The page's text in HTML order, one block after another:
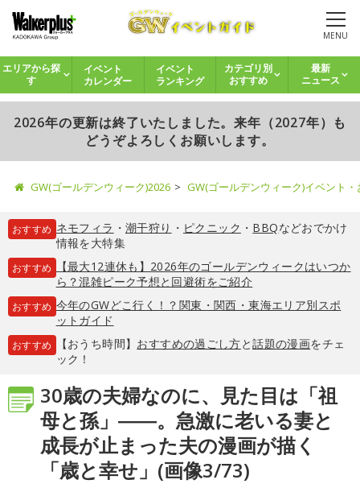
MENU
エリアから探
す
イベント
カレンダー
イベント
ランキング
カテゴリ別
おすすめ
最新
ニュース
2026年の更新は終了いたしました。来年（2027年）も
どうぞよろしくお願いします。
GW(ゴールデンウィーク)2026 GW(ゴールデンウィーク)イベント
おすすめ ネモフィラ ・ 潮干狩り ・ ピクニック ・ BBQなどおでかけ
情報を大特集
おすすめ
【最大12連休も】2026年のゴールデンウィークはいつか
ら？混雑ピーク予想と回避術をご紹介
おすすめ 今年のGWどこ行く！？関東・関西・東海エリア別スポ
ットガイド
おすすめ 【おうち時間】 おすすめの過ごし方と話題の漫画をチェ
ック！
30歳の夫婦なのに、見た目は「祖
母と孫」――。急激に老いる妻と
成長が止まった夫の漫画が描く
「歳と幸せ」(画像3/73)